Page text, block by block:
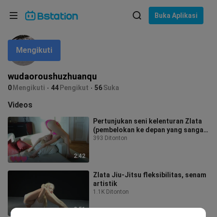
Buka Aplikasi
wudaoroushuzhuanqu
0 Mengikuti 44 Pengikut 56Suka
Mengikuti
Videos
2:42
Pertunjukan seni kelenturan Zlata
(pembelokan ke depan yang sangat
ekstrem)
393 Ditonton
2:51
Zlata Jiu-Jitsu fleksibilitas, senam
artistik
1.1K Ditonton
Bahasa: Bahasa Indonesia
Pilih bahasa
English
ภาษาไทย
Tiếng Việt
Bahasa Melayu